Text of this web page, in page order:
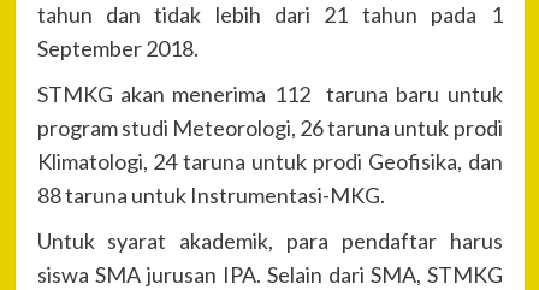
tahun dan tidak lebih dari 21 tahun pada 1
September 2018.
STMKG akan menerima 112 taruna baru untuk
program studi Meteorologi, 26 taruna untuk prodi
Klimatologi, 24 taruna untuk prodi Geofisika, dan
88 taruna untuk Instrumentasi-MKG.
Untuk syarat akademik, para pendaftar harus
siswa SMA jurusan IPA. Selain dari SMA, STMKG